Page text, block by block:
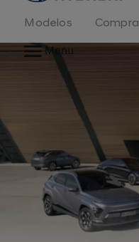
Modelos Compra
Menu